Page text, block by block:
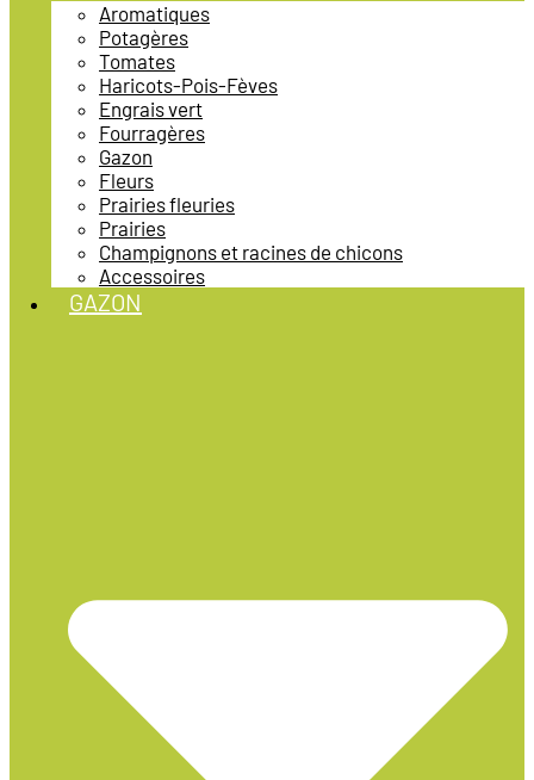
Aromatiques
Potagères
Tomates
Haricots-Pois-Fèves
Engrais vert
Fourragères
Gazon
Fleurs
Prairies fleuries
Prairies
Champignons et racines de chicons
Accessoires
GAZON